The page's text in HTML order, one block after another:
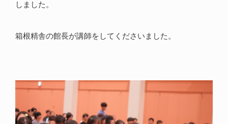
しました。
箱根精舎の館長が講師をしてくださいました。